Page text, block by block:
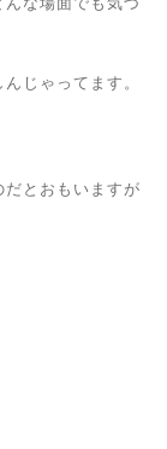
じゃってます。
とおもいますが